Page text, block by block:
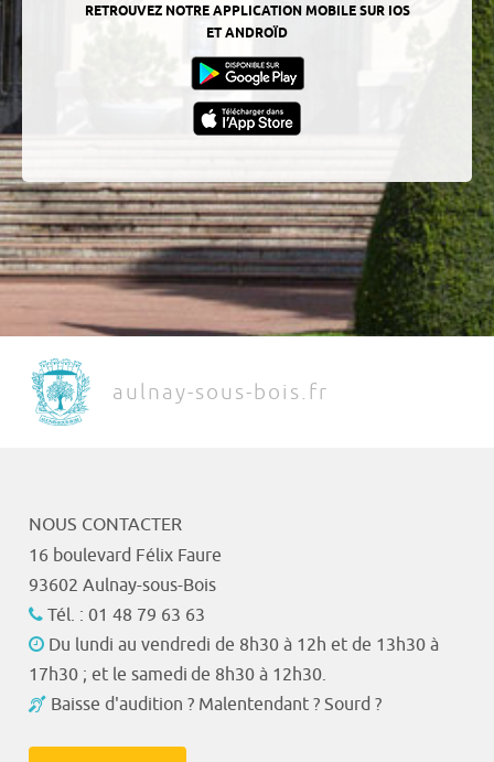
RETROUVEZ NOTRE APPLICATION MOBILE SUR IOS
ET ANDROÏD
aulnay-sous-bois.fr
NOUS CONTACTER
16 boulevard Félix Faure
93602 Aulnay-sous-Bois
Tél. : 01 48 79 63 63
Du lundi au vendredi de 8h30 à 12h et de 13h30 à
17h30 ; et le samedi de 8h30 à 12h30.
Baisse d'audition ? Malentendant ? Sourd ?